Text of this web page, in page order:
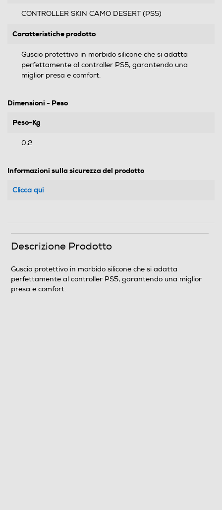
CONTROLLER SKIN CAMO DESERT (PS5)
Caratteristiche prodotto
Guscio protettivo in morbido silicone che si adatta
perfettamente al controller PS5, garantendo una
miglior presa e comfort.
Dimensioni - Peso
Peso-Kg
0,2
Informazioni sulla sicurezza del prodotto
Clicca qui
Descrizione Prodotto
Guscio protettivo in morbido silicone che si adatta
perfettamente al controller PS5, garantendo una miglior
presa e comfort.